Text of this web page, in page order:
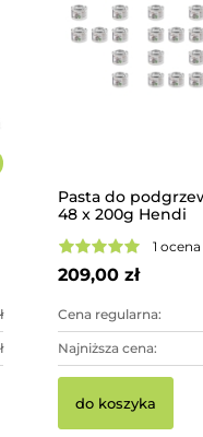
Pasta do
48 x 200g Hendi
1 ocena
209,00 zł
Cena regularna:
Najniższa cena:
do koszyka